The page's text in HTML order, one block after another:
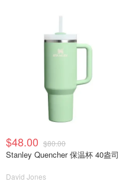
$48.00 $80.00
Stanley Quencher 保温杯 40盎司
David Jones